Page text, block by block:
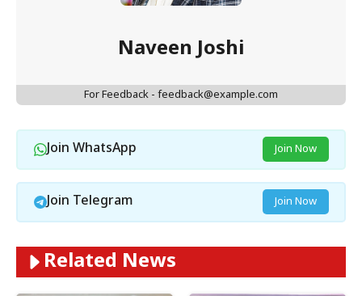
Naveen Joshi
For Feedback - feedback@example.com
Join WhatsApp Join Now
Join Telegram Join Now
Related News